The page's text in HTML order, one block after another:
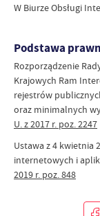
W Biurze Obsługi
Podstawa
Rozporządzenie
Krajowych Ram
rejestrów
oraz minimalnych
U. z 2017 r. poz. 2247
Ustawa z 4 kwietnia
internetowych i
2019 r. poz. 848